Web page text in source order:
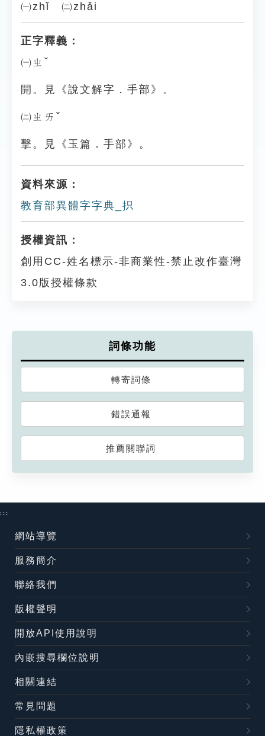
㈠zhǐ ㈡zhǎi
正字釋義：
㈠ㄓˇ
開。見《說文解字．手部》。
㈡ㄓㄞˇ
擊。見《玉篇．手部》。
資料來源：
教育部異體字字典_抧
授權資訊：
創用CC-姓名標示-非商業性-禁止改作臺灣
3.0版授權條款
詞條功能
轉寄詞條
錯誤通報
推薦關聯詞
:::
網站導覽
服務簡介
聯絡我們
版權聲明
開放API使用說明
內嵌搜尋欄位說明
相關連結
常見問題
隱私權政策